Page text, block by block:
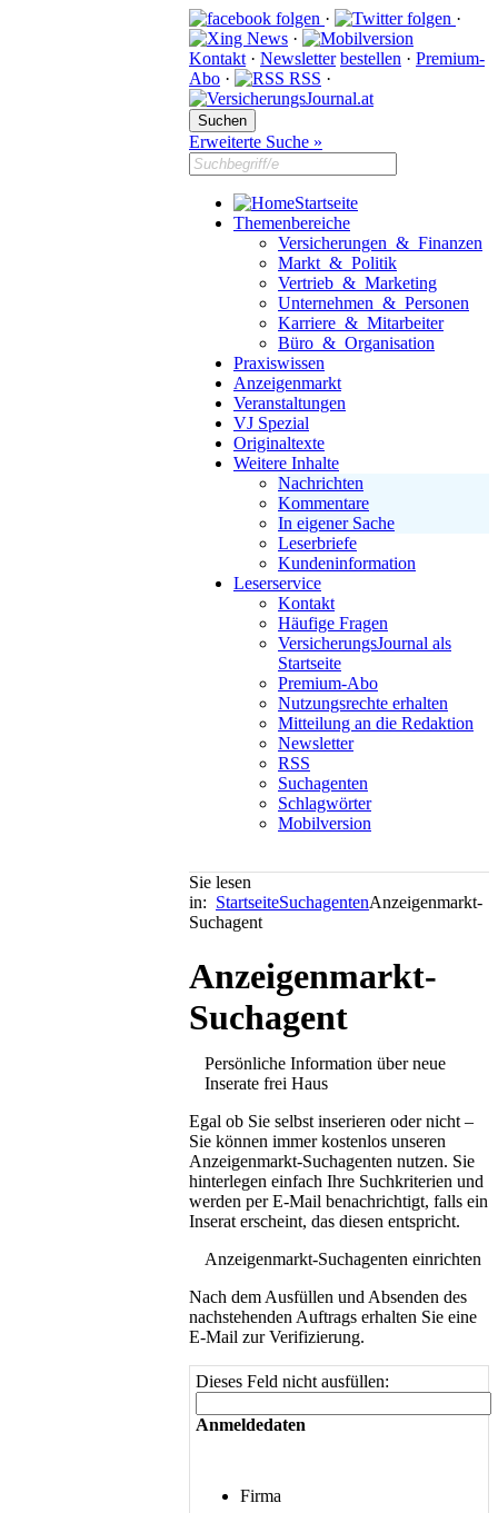
·
·
·
Kontakt · Newsletter bestellen · Premium-
Abo · RSS ·
Erweiterte Suche »
Startseite
Themenbereiche
Versicherungen & Finanzen
Markt & Politik
Vertrieb & Marketing
Unternehmen & Personen
Karriere & Mitarbeiter
Büro & Organisation
Praxiswissen
Anzeigenmarkt
Veranstaltungen
VJ Spezial
Originaltexte
Weitere Inhalte
Nachrichten
Kommentare
In eigener Sache
Leserbriefe
Kundeninformation
Leserservice
Kontakt
Häufige Fragen
VersicherungsJournal als
Startseite
Premium-Abo
Nutzungsrechte erhalten
Mitteilung an die Redaktion
Newsletter
RSS
Suchagenten
Schlagwörter
Mobilversion
Sie lesen
in: StartseiteSuchagentenAnzeigenmarkt-
Suchagent
Anzeigenmarkt-
Suchagent
Persönliche Information über neue
Inserate frei Haus
Egal ob Sie selbst inserieren oder nicht –
Sie können immer kostenlos unseren
Anzeigenmarkt-Suchagenten nutzen. Sie
hinterlegen einfach Ihre Suchkriterien und
werden per E-Mail benachrichtigt, falls ein
Inserat erscheint, das diesen entspricht.
Anzeigenmarkt-Suchagenten einrichten
Nach dem Ausfüllen und Absenden des
nachstehenden Auftrags erhalten Sie eine
E-Mail zur Verifizierung.
Dieses Feld nicht ausfüllen:
Anmeldedaten
Firma